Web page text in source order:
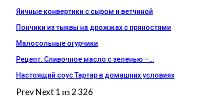
Яичные конвертики с сыром и ветчиной
Пончики из тыквы на дрожжах с пряностями
Малосольные огурчики
Рецепт: Сливочное масло с зеленью –…
Настоящий соус Тартар в домашних условиях
PrevNext 1 из 2 326